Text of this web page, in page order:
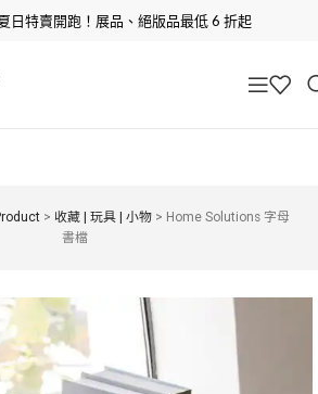
特賣開跑！展品、絕版品最低 6 折起
> 收藏 | 玩具 | 小物 > Home Solutions 字母
書檔